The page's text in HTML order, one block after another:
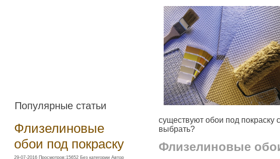
Популярные статьи
Флизелиновые
обои под покраску
29-07-2016 Просмотров:15652 Без категории Автор
существуют обои под покраску
выбрать?
Флизелиновые